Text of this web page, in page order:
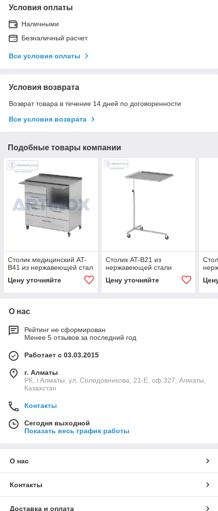
Условия оплаты
Наличными
Безналичный расчет
Все условия оплаты
Условия возврата
Возврат товара в течение 14 дней по договоренности
Все условия возврата
Подобные товары компании
Столик медицинский AT-
B41 из нержавеющей стал
Цену уточняйте
Столик AT-B21 из
нержавеющей стали
Цену уточняйте
О нас
Рейтинг не сформирован
Менее 5 отзывов за последний год
Работает с 03.03.2015
г. Алматы
РК, г.Алматы, ул. Солодовникова, 21-Е, оф.327, Алматы,
Казахстан
Контакты
Сегодня выходной
Показать весь график работы
О нас
Контакты
Доставка и оплата